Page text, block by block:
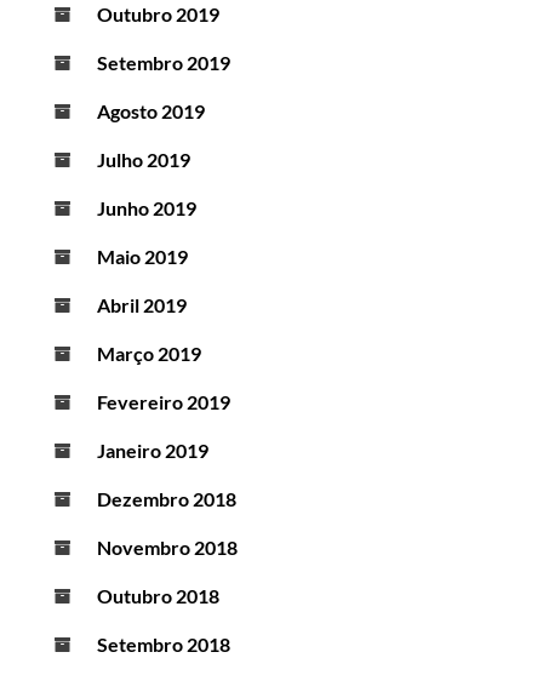
Outubro 2019
Setembro 2019
Agosto 2019
Julho 2019
Junho 2019
Maio 2019
Abril 2019
Março 2019
Fevereiro 2019
Janeiro 2019
Dezembro 2018
Novembro 2018
Outubro 2018
Setembro 2018